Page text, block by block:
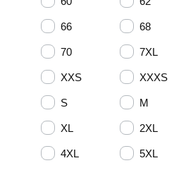
66 68
70 7XL
XXS XXXS
S M
XL 2XL
4XL 5XL